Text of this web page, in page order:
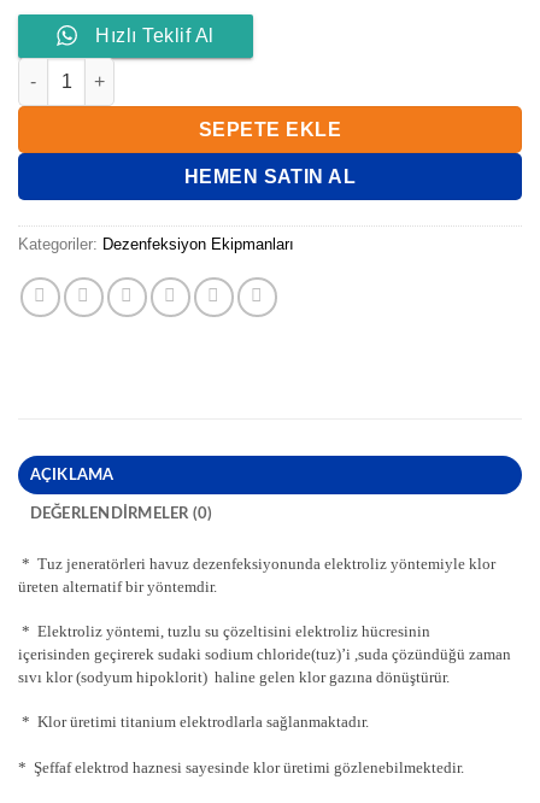
Hızlı Teklif Al
WATERFUN TUZDAN KLOR JENERATÖRÜ (15GR/HR) 220V adet
SEPETE EKLE
HEMEN SATIN AL
Kategoriler: Dezenfeksiyon Ekipmanları
AÇIKLAMA
DEĞERLENDIRMELER (0)
* Tuz jeneratörleri havuz dezenfeksiyonunda elektroliz yöntemiyle klor
üreten alternatif bir yöntemdir.
* Elektroliz yöntemi, tuzlu su çözeltisini elektroliz hücresinin
içerisinden geçirerek sudaki sodium chloride(tuz)’i ,suda çözündüğü zaman
sıvı klor (sodyum hipoklorit) haline gelen klor gazına dönüştürür.
* Klor üretimi titanium elektrodlarla sağlanmaktadır.
* Şeffaf elektrod haznesi sayesinde klor üretimi gözlenebilmektedir.